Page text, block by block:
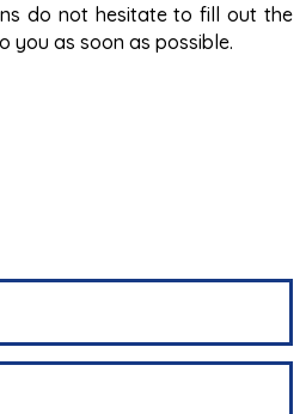
do not hesitate to fill out the
you as soon as possible.